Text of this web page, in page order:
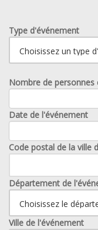
Type d'événement
Nombre de personnes
Date de l'événement
Code postal de la ville
Département de
Ville de l'événement